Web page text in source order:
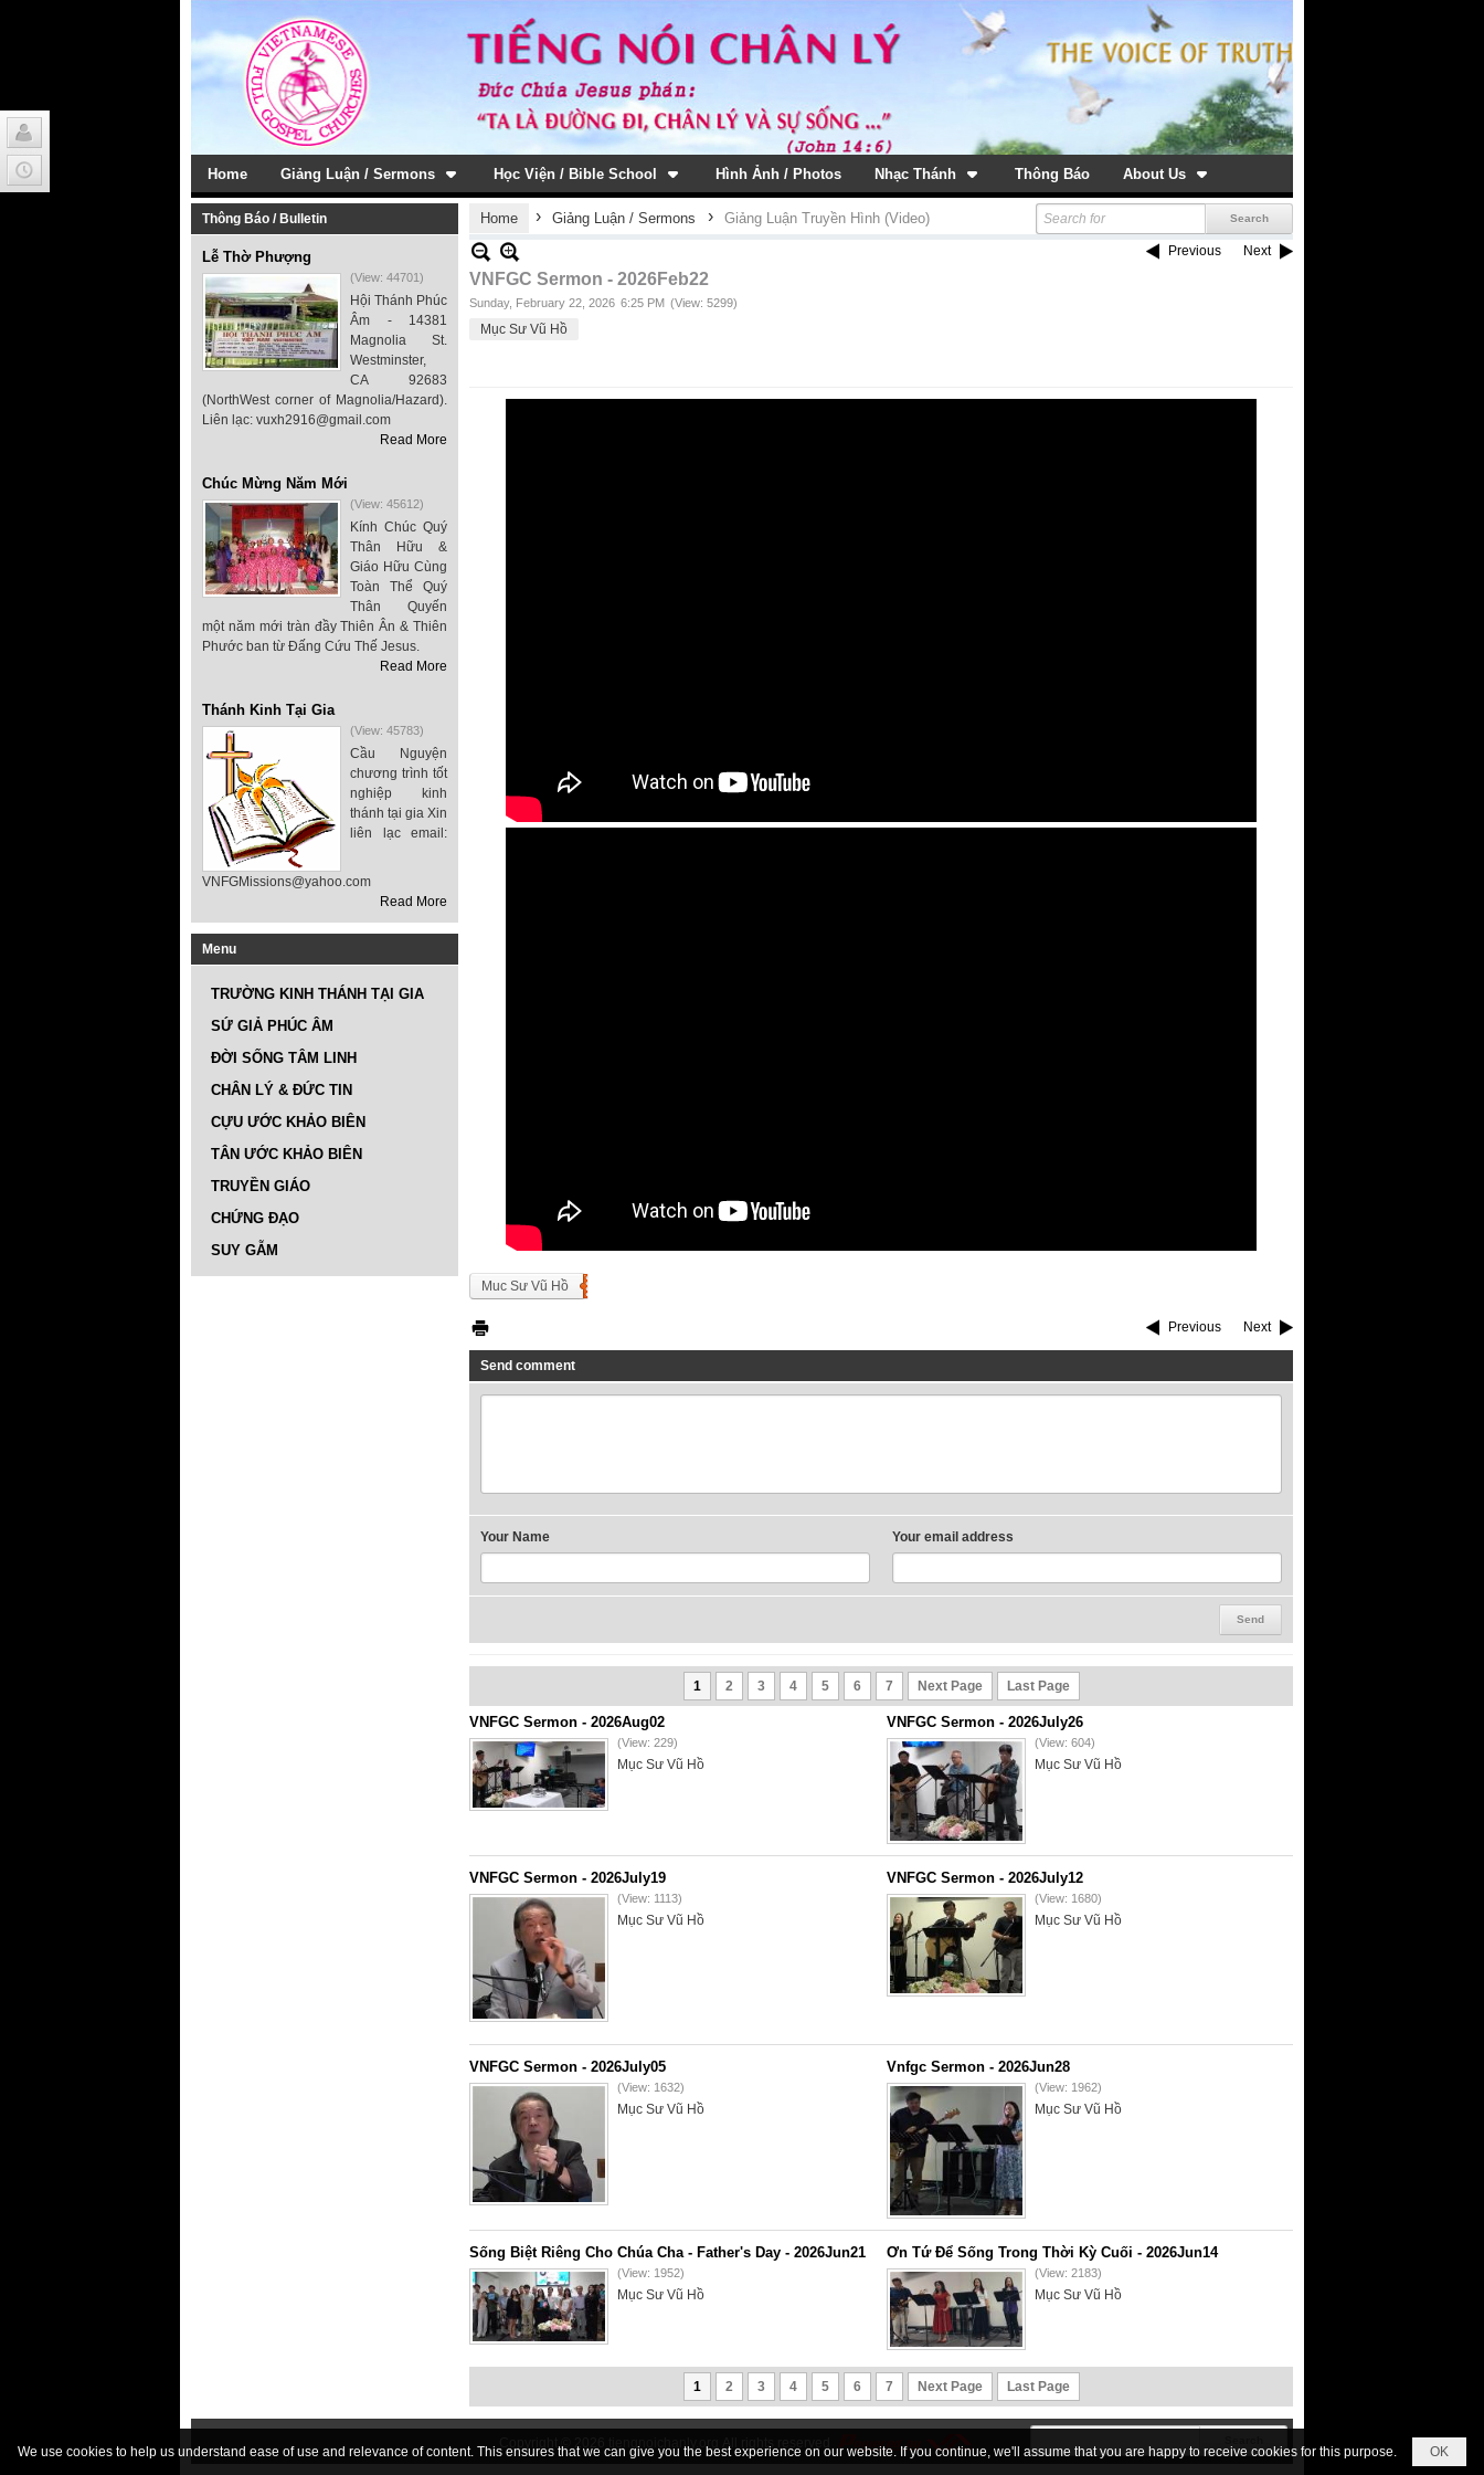
Home Giảng Luận / Sermons Học Viện / Bible School Hình Ảnh / Photos Nhạc Thánh Thông Báo About Us
Thông Báo / Bulletin
Lễ Thờ Phượng
(View: 44701)
Hội Thánh Phúc
Âm - 14381
Magnolia St.
Westminster,
CA 92683
(NorthWest corner of Magnolia/Hazard).
Liên lạc: vuxh2916@gmail.com
Read More
Chúc Mừng Năm Mới
(View: 45612)
Kính Chúc Quý
Thân Hữu &
Giáo Hữu Cùng
Toàn Thể Quý
Thân Quyến
một năm mới tràn đầy Thiên Ân & Thiên
Phước ban từ Đấng Cứu Thế Jesus.
Read More
Thánh Kinh Tại Gia
(View: 45783)
Cầu Nguyện
chương trình tốt
nghiệp kinh
thánh tại gia Xin
liên lạc email:
VNFGMissions@yahoo.com
Read More
Menu
TRƯỜNG KINH THÁNH TẠI GIA
SỨ GIẢ PHÚC ÂM
ĐỜI SỐNG TÂM LINH
CHÂN LÝ & ĐỨC TIN
CỰU ƯỚC KHẢO BIÊN
TÂN ƯỚC KHẢO BIÊN
TRUYỀN GIÁO
CHỨNG ĐẠO
SUY GẪM
Home › Giảng Luận / Sermons › Giảng Luận Truyền Hình (Video)
Previous Next
VNFGC Sermon - 2026Feb22
Sunday, February 22, 2026 6:25 PM (View: 5299)
Mục Sư Vũ Hồ
Muc Sư Vũ Hồ
Previous Next
Send comment
Your Name Your email address
1 2 3 4 5 6 7 Next Page Last Page
VNFGC Sermon - 2026Aug02
(View: 229)
Mục Sư Vũ Hồ
VNFGC Sermon - 2026July26
(View: 604)
Mục Sư Vũ Hồ
VNFGC Sermon - 2026July19
(View: 1113)
Mục Sư Vũ Hồ
VNFGC Sermon - 2026July12
(View: 1680)
Mục Sư Vũ Hồ
VNFGC Sermon - 2026July05
(View: 1632)
Mục Sư Vũ Hồ
Vnfgc Sermon - 2026Jun28
(View: 1962)
Mục Sư Vũ Hồ
Sống Biệt Riêng Cho Chúa Cha - Father's Day - 2026Jun21
(View: 1952)
Mục Sư Vũ Hồ
Ơn Tứ Để Sống Trong Thời Kỳ Cuối - 2026Jun14
(View: 2183)
Mục Sư Vũ Hồ
1 2 3 4 5 6 7 Next Page Last Page
Copyright © 2026 tiengnoichanly.org All rights reserved
OK
We use cookies to help us understand ease of use and relevance of content. This ensures that we can give you the best experience on our website. If you continue, we'll assume that you are happy to receive cookies for this purpose.